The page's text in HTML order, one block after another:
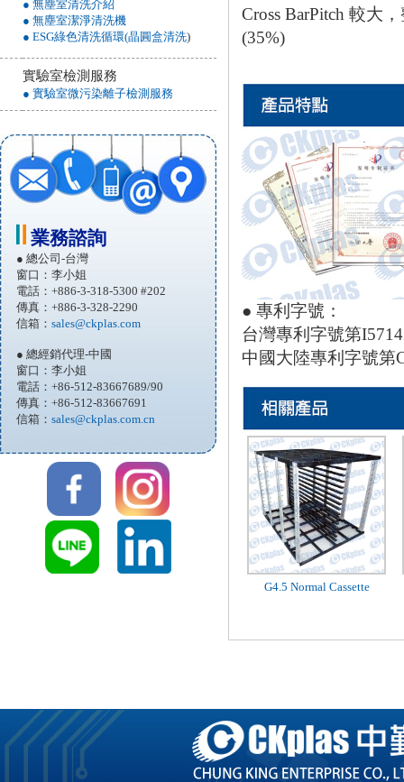
● 無塵室清洗介紹
● 無塵室潔淨清洗機
● ESG綠色清洗循環(晶圓盒清洗)
實驗室檢測服務
● 實驗室微污染離子檢測服務
業務諮詢
● 總公司-台灣
窗口：李小姐
電話：+886-3-318-5300 #202
傳真：+886-3-328-2290
信箱： sales@ckplas.com
● 總經銷代理-中國
窗口：李小姐
電話：+86-512-83667689/90
傳真：+86-512-83667691
信箱： sales@ckplas.com.cn
Cross BarPitch 較大
(35%)
● 專利字號：
台灣專利字號第
中國大陸專利字號第
G4.5 Normal Cassette